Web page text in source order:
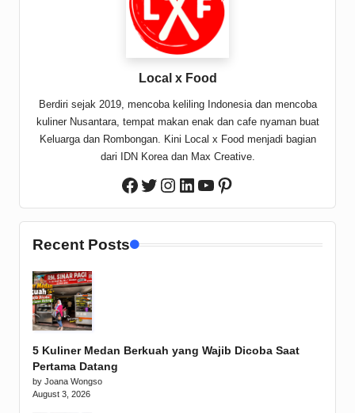
Local x Food
Berdiri sejak 2019, mencoba keliling Indonesia dan mencoba
kuliner Nusantara, tempat makan enak dan cafe nyaman buat
Keluarga dan Rombongan. Kini Local x Food menjadi bagian
dari IDN Korea dan Max Creative.
Facebook
Twitter
Instagram
LinkedIn
YouTube
Pinterest
Recent Posts
5 Kuliner Medan Berkuah yang Wajib Dicoba Saat
Pertama Datang
by Joana Wongso
August 3, 2026